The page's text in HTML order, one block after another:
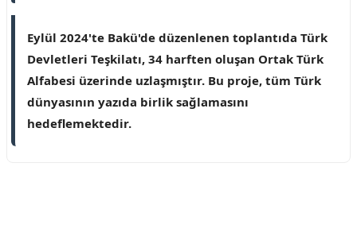
Eylül 2024'te Bakü'de düzenlenen toplantıda Türk
Devletleri Teşkilatı, 34 harften oluşan Ortak Türk
Alfabesi üzerinde uzlaşmıştır. Bu proje, tüm Türk
dünyasının yazıda birlik sağlamasını
hedeflemektedir.